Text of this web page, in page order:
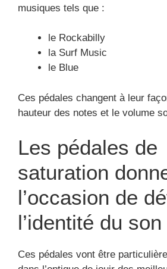
musiques tels que :
le Rockabilly
la Surf Music
le Blue
Ces pédales changent à leur
hauteur des notes et le volume
Les pédales de
saturation
l’occasion de
l’identité du son
Ces pédales vont être